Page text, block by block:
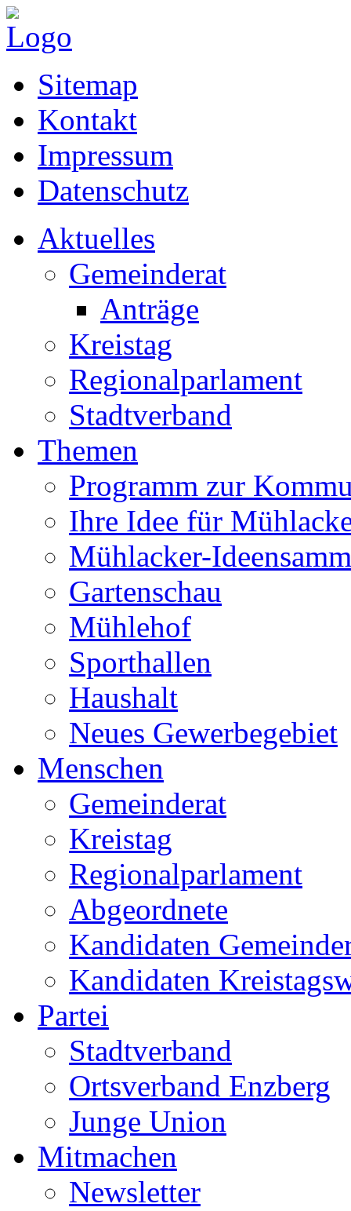
Sitemap
Kontakt
Impressum
Datenschutz
Aktuelles
Gemeinderat
Anträge
Kreistag
Regionalparlament
Stadtverband
Themen
Programm zur
Ihre Idee für
Mühlacker-
Gartenschau
Mühlehof
Sporthallen
Haushalt
Neues Gewerbegebiet
Menschen
Gemeinderat
Kreistag
Regionalparlament
Abgeordnete
Kandidaten
Kandidaten
Partei
Stadtverband
Ortsverband Enzberg
Junge Union
Mitmachen
Newsletter